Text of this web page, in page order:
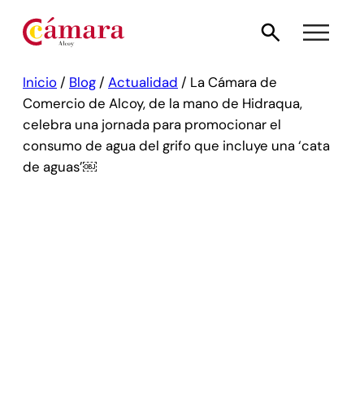
Inicio / Blog / Actualidad / La Cámara de
Comercio de Alcoy, de la mano de Hidraqua,
celebra una jornada para promocionar el
consumo de agua del grifo que incluye una ‘cata
de aguas’￼